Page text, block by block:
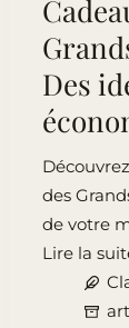
Des
des
de votre
Lire la
Cadeau